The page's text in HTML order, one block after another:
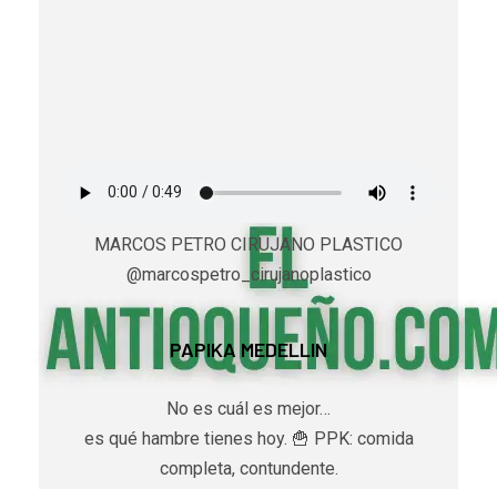
MARCOS PETRO CIRUJANO PLASTICO
@marcospetro_cirujanoplastico
PAPIKA MEDELLIN
No es cuál es mejor…
es qué hambre tienes hoy. 🍟 PPK: comida
completa, contundente.